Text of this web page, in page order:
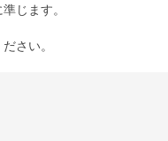
じます。
さい。